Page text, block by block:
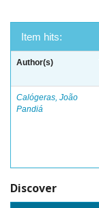
Item hits:
Author(s)
Calógeras, João
Pandiá
Discover